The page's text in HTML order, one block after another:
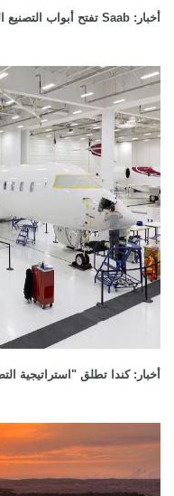
أخبار: Saab تفتح أبواب التصنيع المشترك لـGripen مع OGMA البرتغالية
أخبار: كندا تطلق "استراتيجية